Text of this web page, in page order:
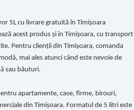
5L cu livrare gratuită în Timișoara
acest produs și în Timișoara, cu transport
Pentru clienții din Timișoara, comanda
mai ales atunci când este nevoie de
sau băuturi.
apartamente, case, firme, birouri,
din Timișoara. Formatul de 5 litri este